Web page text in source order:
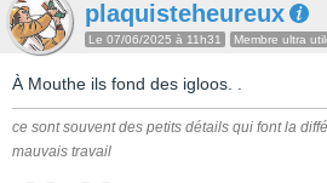
plaquisteheureux
Le 07/06/2025 à 11h31 Membre ultra
À Mouthe ils fond des igloos. .
ce sont souvent des petits détails qui font la
mauvais travail